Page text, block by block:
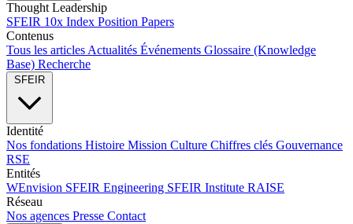
Thought Leadership
SFEIR 10x Index Position Papers
Contenus
Tous les articles Actualités Événements Glossaire (Knowledge
Base) Recherche
SFEIR
Identité
Nos fondations Histoire Mission Culture Chiffres clés Gouvernance
RSE
Entités
WEnvision SFEIR Engineering SFEIR Institute RAISE
Réseau
Nos agences Presse Contact